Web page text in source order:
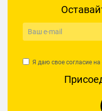
Я даю свое согласие на